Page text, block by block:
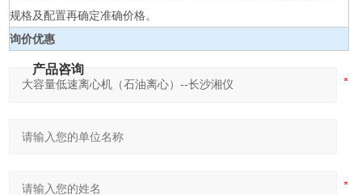
规格及配置再确定准确价格。
询价优惠
产品咨询